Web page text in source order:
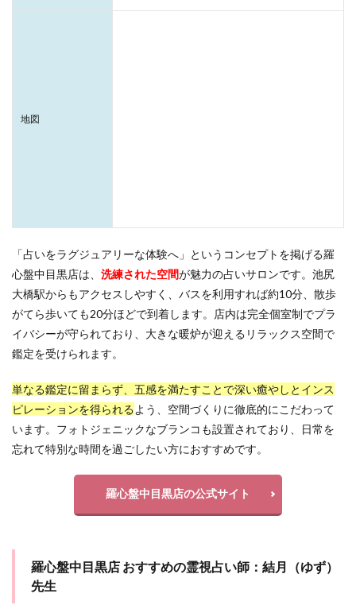
地図
「占いをラグジュアリーな体験へ」というコンセプトを掲げる羅
心盤中目黒店は、 洗練された空間が魅力の占いサロンです。池尻
大橋駅からもアクセスしやすく、バスを利用すれば約10分、散歩
がてら歩いても20分ほどで到着します。店内は完全個室制でプラ
イバシーが守られており、大きな暖炉が迎えるリラックス空間で
鑑定を受けられます。
単なる鑑定に留まらず、五感を満たすことで深い癒やしとインス
ピレーションを得られるよう、空間づくりに徹底的にこだわって
います。フォトジェニックなブランコも設置されており、日常を
忘れて特別な時間を過ごしたい方におすすめです。
羅心盤中目黒店の公式サイト
羅心盤中目黒店 おすすめの霊視占い師：結月（ゆず）
先生